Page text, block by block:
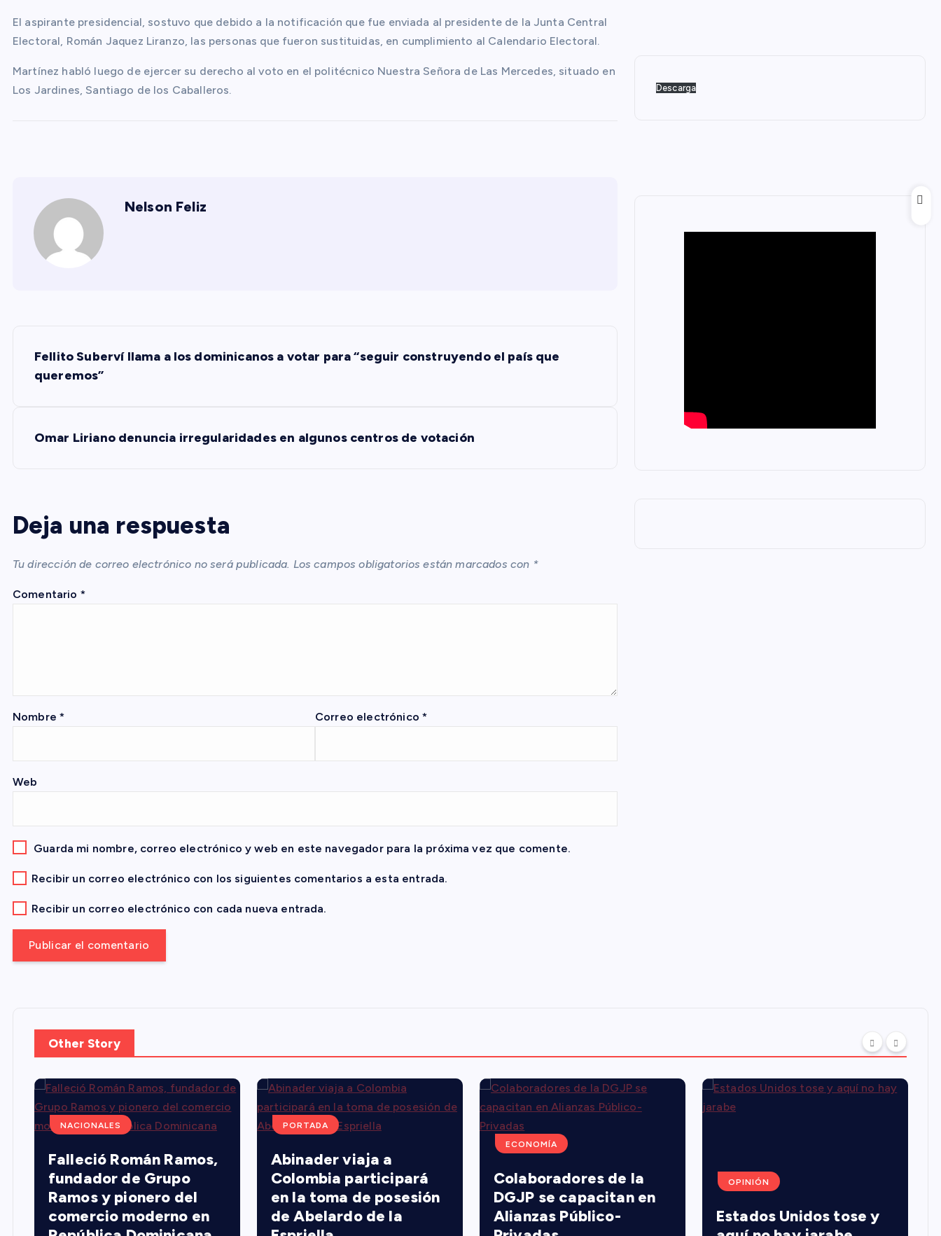
El aspirante presidencial, sostuvo que debido a la notificación que fue enviada al presidente de la Junta Central
Electoral, Román Jaquez Liranzo, las personas que fueron sustituidas, en cumplimiento al Calendario Electoral.
Martínez habló luego de ejercer su derecho al voto en el politécnico Nuestra Señora de Las Mercedes, situado en
Los Jardines, Santiago de los Caballeros.
Nelson Feliz
N
a
c
e
n
t
r
a
Fellito Suberví llama a los dominicanos a votar para “seguir construyendo el país que
queremos”
Omar Liriano denuncia irregularidades en algunos centros de votación
Deja una respuesta
Tu dirección de correo electrónico no será publicada. Los campos obligatorios están marcados con *
Comentario *
Nombre* Correo electrónico*
Web
Guarda mi nombre, correo electrónico y web en este navegador para la próxima vez que comente.
Recibir un correo electrónico con los siguientes comentarios a esta entrada.
Recibir un correo electrónico con cada nueva entrada.
Descarga
Other Story
NACIONALES
Falleció Román Ramos,
fundador de Grupo
Ramos y pionero del
comercio moderno en
PORTADA
Abinader viaja a
Colombia participará
en la toma de posesión
de Abelardo de la
ECONOMÍA
Colaboradores de la
DGJP se capacitan en
Alianzas Público-
OPINIÓN
Estados Unidos tose y